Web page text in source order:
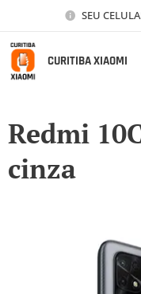
SEU
CURITIBA XIAOMI
Redmi
cinza